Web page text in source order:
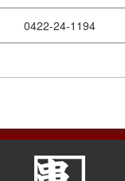
0422-24-1194